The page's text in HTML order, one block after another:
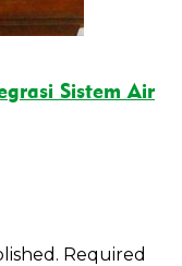
Sistem Air
Required